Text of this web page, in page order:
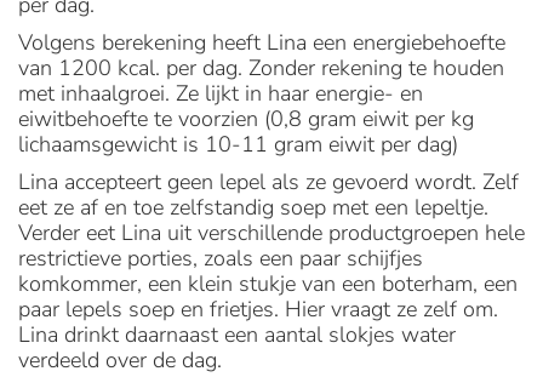
Volgens berekening heeft Lina een energiebehoefte
van 1200 kcal. per dag. Zonder rekening te houden
met inhaalgroei. Ze lijkt in haar energie- en
eiwitbehoefte te voorzien (0,8 gram eiwit per kg
lichaamsgewicht is 10-11 gram eiwit per dag)
Lina accepteert geen lepel als ze gevoerd wordt. Zelf
eet ze af en toe zelfstandig soep met een lepeltje.
Verder eet Lina uit verschillende productgroepen hele
restrictieve porties, zoals een paar schijfjes
komkommer, een klein stukje van een boterham, een
paar lepels soep en frietjes. Hier vraagt ze zelf om.
Lina drinkt daarnaast een aantal slokjes water
verdeeld over de dag.